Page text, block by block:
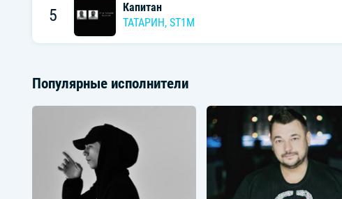
5
Капитан
ТАТАРИН, ST1M
Популярные исполнители